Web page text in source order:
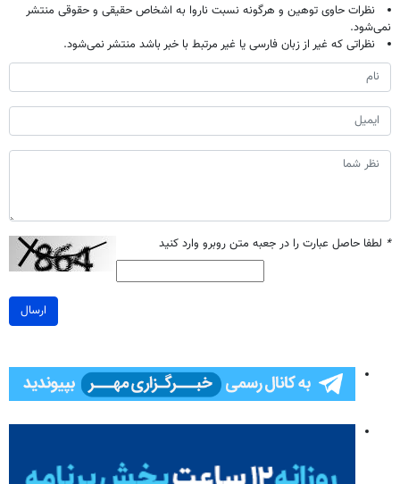
نظرات حاوی توهین و هرگونه نسبت ناروا به اشخاص حقیقی و حقوقی منتشر
نمی‌شود.
نظراتی که غیر از زبان فارسی یا غیر مرتبط با خبر باشد منتشر نمی‌شود.
* لطفا حاصل عبارت را در جعبه متن روبرو وارد کنید
ارسال